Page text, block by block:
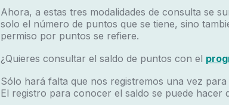
Ahora, a estas tres modalidades de consulta se
solo el número de puntos que se tiene, sino
permiso por puntos se refiere.
¿Quieres consultar el saldo de puntos con el
Sólo hará falta que nos registremos una vez
El registro para conocer el saldo se puede hacer